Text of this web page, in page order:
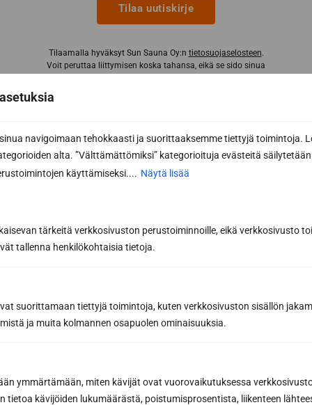
navigoimaan tehokkaasti ja suorittaaksemme tiettyjä toimintoja.
alta. ”Välttämättömiksi” kategorioituja evästeitä säilytetään
käyttämiseksi.... Näytä lisää
tärkeitä verkkosivuston perustoiminnoille, eikä verkkosivusto
tallenna henkilökohtaisia tietoja.
suorittamaan tiettyjä toimintoja, kuten verkkosivuston sisällön
ja muita kolmannen osapuolen ominaisuuksia.
ymmärtämään, miten kävijät ovat vuorovaikutuksessa
tietoa kävijöiden lukumäärästä, poistumisprosentista, liikenteen
Tilaa uutiskirje
Tilaamalla hyväksyt Sun Sauna Oy:n tietosuojaselosteen.
Voit peruttaa liittymisen koska tahansa, eikä se sido sinua
Kuormaajantie 40, 40320 Jyväskylä
info@sunsauna.fi